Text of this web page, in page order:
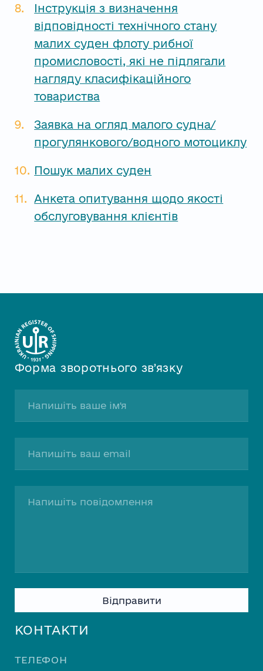
Інструкція з визначення
відповідності технічного стану
малих суден флоту рибної
промисловості, які не підлягали
нагляду класифікаційного
товариства
Заявка на огляд малого судна/
прогулянкового/водного мотоциклу
Пошук малих суден
Анкета опитування щодо якості
обслуговування клієнтів
КОНТАКТИ
ТЕЛЕФОН
Форма зворотнього звʼязку
Please leave this field empty.